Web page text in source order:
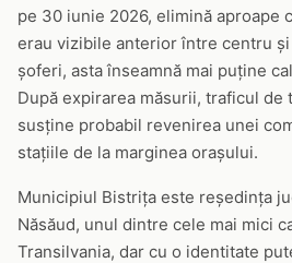
pe 30 iunie 2026, elimină aproape
erau vizibile anterior între centru
șoferi, asta înseamnă mai puține
După expirarea măsurii, traficul de
susține probabil revenirea unei
stațiile de la marginea orașului.
Municipiul Bistrița este reședința
Năsăud, unul dintre cele mai mici
Transilvania, dar cu o identitate